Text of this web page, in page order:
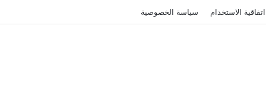
اتفاقية الاستخدام سياسة الخصوصية